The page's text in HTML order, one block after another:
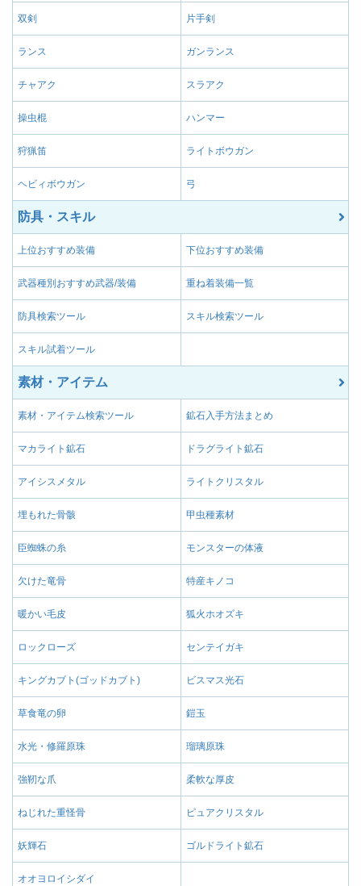
双剣 片手剣
ランス ガンランス
チャアク スラアク
操虫棍 ハンマー
狩猟笛 ライトボウガン
ヘビィボウガン 弓
防具・スキル
上位おすすめ装備 下位おすすめ装備
武器種別おすすめ武器/装備 重ね着装備一覧
防具検索ツール スキル検索ツール
スキル試着ツール
素材・アイテム
素材・アイテム検索ツール 鉱石入手方法まとめ
マカライト鉱石 ドラグライト鉱石
アイシスメタル ライトクリスタル
埋もれた骨骸 甲虫種素材
臣蜘蛛の糸 モンスターの体液
欠けた竜骨 特産キノコ
暖かい毛皮 狐火ホオズキ
ロックローズ センテイガキ
キングカブト(ゴッドカブト) ビスマス光石
草食竜の卵 鎧玉
水光・修羅原珠 瑠璃原珠
強靭な爪 柔軟な厚皮
ねじれた重怪骨 ピュアクリスタル
妖輝石 ゴルドライト鉱石
オオヨロイシダイ